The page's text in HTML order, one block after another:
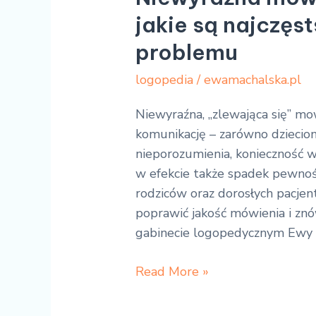
jakie są
problemu
logopedia/ewamachalska.pl
Niewyraźna, „zlewająca się”
komunikację – zarówno
nieporozumienia,
w efekcie także spadek
rodziców oraz dorosłych
poprawić jakość mówienia i
gabinecie logopedycznym Ewy
Read More »